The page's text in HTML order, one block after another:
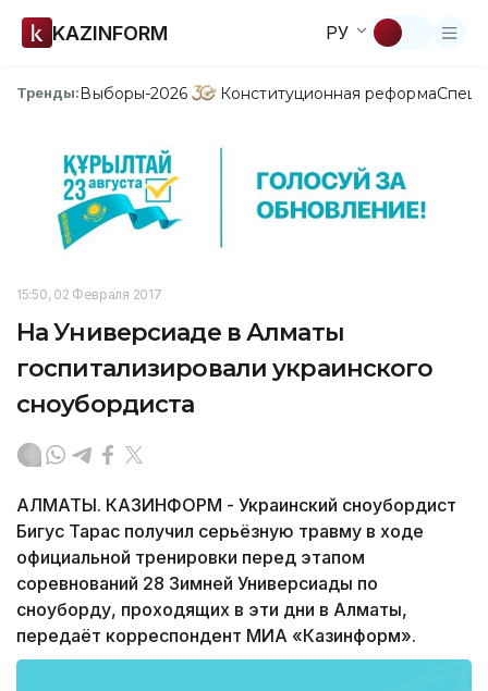
KAZINFORM РУ
Тренды:Выборы-2026 Конституционная реформа
15:50, 02 Февраля 2017
На Универсиаде в Алматы
госпитализировали украинского
сноубордиста
АЛМАТЫ. КАЗИНФОРМ - Украинский сноубордист
Бигус Тарас получил серьёзную травму в ходе
официальной тренировки перед этапом
соревнований 28 Зимней Универсиады по
сноуборду, проходящих в эти дни в Алматы,
передаёт корреспондент МИА «Казинформ».